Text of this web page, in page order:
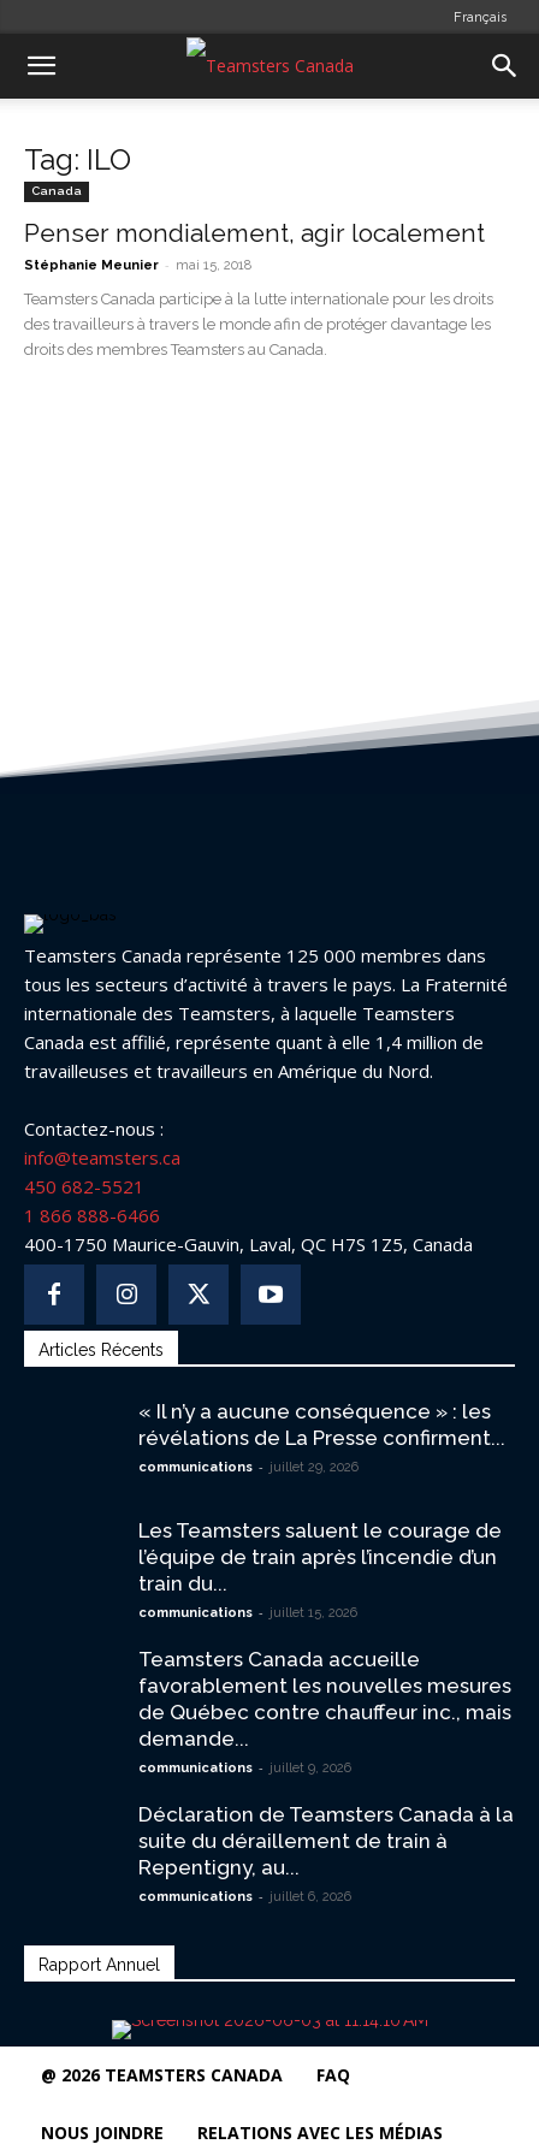
Français
Tag: ILO
Canada
Penser mondialement, agir localement
Stéphanie Meunier - mai 15, 2018
Teamsters Canada participe à la lutte internationale pour les droits
des travailleurs à travers le monde afin de protéger davantage les
droits des membres Teamsters au Canada.
Teamsters Canada représente 125 000 membres dans
tous les secteurs d’activité à travers le pays. La Fraternité
internationale des Teamsters, à laquelle Teamsters
Canada est affilié, représente quant à elle 1,4 million de
travailleuses et travailleurs en Amérique du Nord.
Contactez-nous :
info@teamsters.ca
450 682-5521
1 866 888-6466
400-1750 Maurice-Gauvin, Laval, QC H7S 1Z5, Canada
Articles Récents
« Il n’y a aucune conséquence » : les
révélations de La Presse confirment...
communications - juillet 29, 2026
Les Teamsters saluent le courage de
l’équipe de train après l’incendie d’un
train du...
communications - juillet 15, 2026
Teamsters Canada accueille
favorablement les nouvelles mesures
de Québec contre chauffeur inc., mais
demande...
communications - juillet 9, 2026
Déclaration de Teamsters Canada à la
suite du déraillement de train à
Repentigny, au...
communications - juillet 6, 2026
Rapport Annuel
@ 2026 TEAMSTERS CANADA FAQ
NOUS JOINDRE RELATIONS AVEC LES MÉDIAS